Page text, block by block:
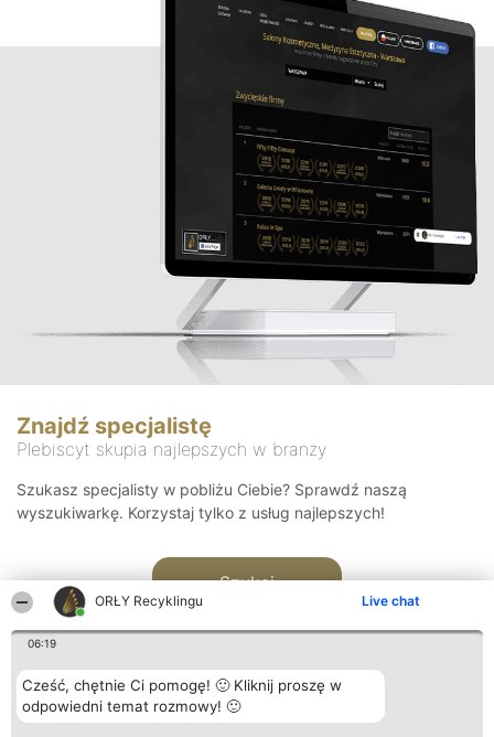
ORŁY Recyklingu Live chat
06:19
Cześć, chętnie Ci pomogę! 🙂 Kliknij proszę w
odpowiedni temat rozmowy! 🙂
Znajdź specjalistę
Plebiscyt skupia najlepszych w branży
Szukasz specjalisty w pobliżu Ciebie? Sprawdź naszą
wyszukiwarkę. Korzystaj tylko z usług najlepszych!
Szukaj